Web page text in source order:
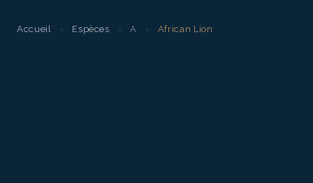
Accueil › Espèces › A › African Lion